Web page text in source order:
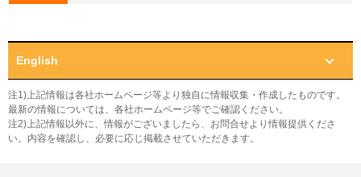
English
注1)上記情報は各社ホームページ等より独自に情報収集・作成したものです。
最新の情報については、各社ホームページ等でご確認ください。
注2)上記情報以外に、情報がございましたら、お問合せより情報提供くださ
い。内容を確認し、必要に応じ掲載させていただきます。